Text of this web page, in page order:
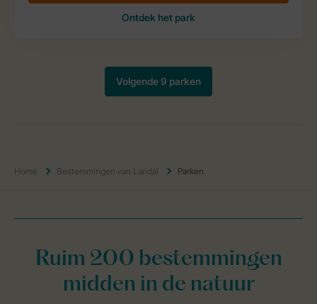
Home Bestemmingen van Landal Parken
Ruim 200 bestemmingen
midden in de natuur